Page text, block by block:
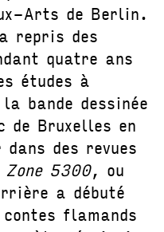
Arts de Berlin.
repris des
quatre ans
études à
bande dessinée
Bruxelles en
des revues
Zone 5300, ou
a débuté
flamands